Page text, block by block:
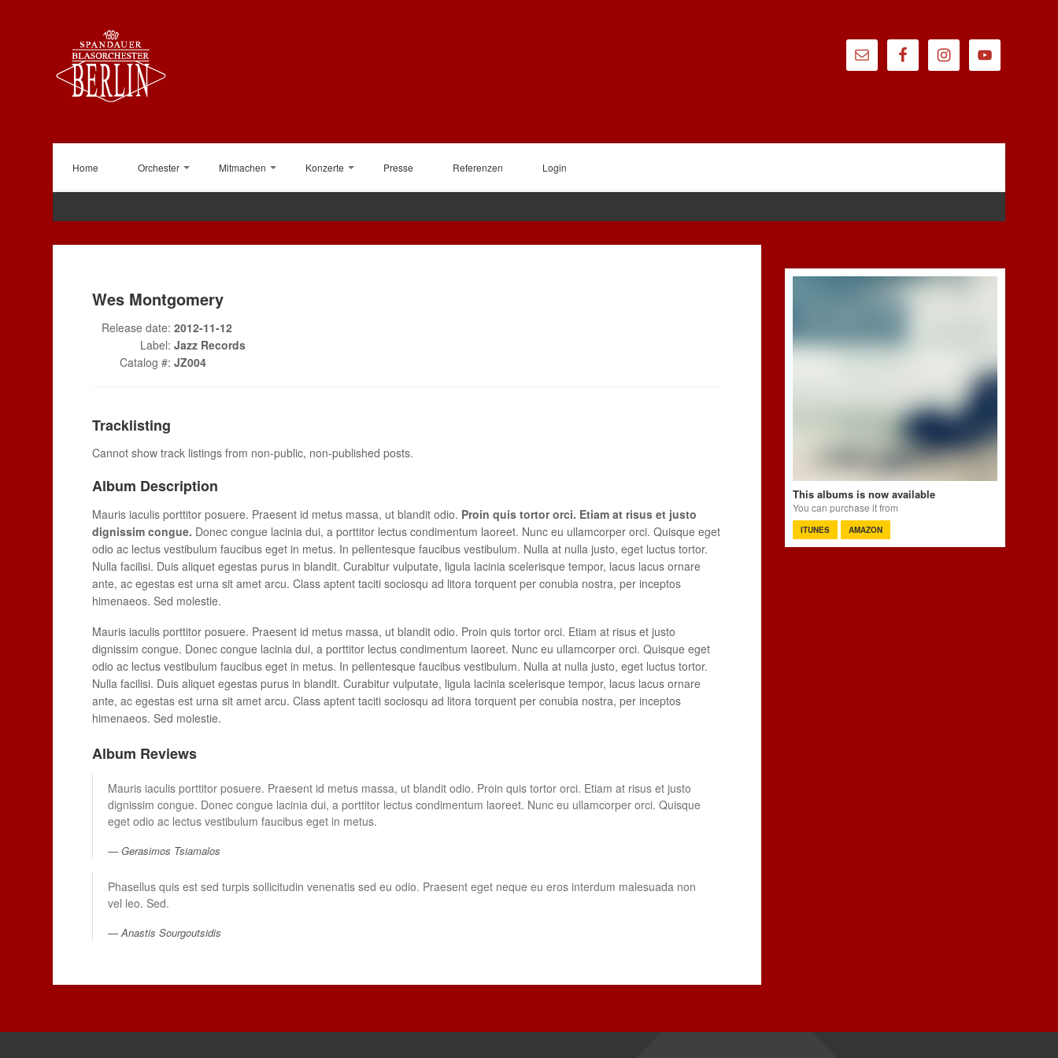
Home Orchester Mitmachen Konzerte Presse Referenzen Login
Wes Montgomery
Release date: 2012-11-12
Label: Jazz Records
Catalog #: JZ004
Tracklisting
Cannot show track listings from non-public, non-published posts.
Album Description
Mauris iaculis porttitor posuere. Praesent id metus massa, ut blandit odio. Proin quis tortor orci. Etiam at risus et justo
dignissim congue. Donec congue lacinia dui, a porttitor lectus condimentum laoreet. Nunc eu ullamcorper orci. Quisque eget
odio ac lectus vestibulum faucibus eget in metus. In pellentesque faucibus vestibulum. Nulla at nulla justo, eget luctus tortor.
Nulla facilisi. Duis aliquet egestas purus in blandit. Curabitur vulputate, ligula lacinia scelerisque tempor, lacus lacus ornare
ante, ac egestas est urna sit amet arcu. Class aptent taciti sociosqu ad litora torquent per conubia nostra, per inceptos
himenaeos. Sed molestie.
Mauris iaculis porttitor posuere. Praesent id metus massa, ut blandit odio. Proin quis tortor orci. Etiam at risus et justo
dignissim congue. Donec congue lacinia dui, a porttitor lectus condimentum laoreet. Nunc eu ullamcorper orci. Quisque eget
odio ac lectus vestibulum faucibus eget in metus. In pellentesque faucibus vestibulum. Nulla at nulla justo, eget luctus tortor.
Nulla facilisi. Duis aliquet egestas purus in blandit. Curabitur vulputate, ligula lacinia scelerisque tempor, lacus lacus ornare
ante, ac egestas est urna sit amet arcu. Class aptent taciti sociosqu ad litora torquent per conubia nostra, per inceptos
himenaeos. Sed molestie.
Album Reviews
Mauris iaculis porttitor posuere. Praesent id metus massa, ut blandit odio. Proin quis tortor orci. Etiam at risus et justo
dignissim congue. Donec congue lacinia dui, a porttitor lectus condimentum laoreet. Nunc eu ullamcorper orci. Quisque
eget odio ac lectus vestibulum faucibus eget in metus.
Gerasimos Tsiamalos
Phasellus quis est sed turpis sollicitudin venenatis sed eu odio. Praesent eget neque eu eros interdum malesuada non
vel leo. Sed.
Anastis Sourgoutsidis
This albums is now available
You can purchase it from
ITUNES AMAZON